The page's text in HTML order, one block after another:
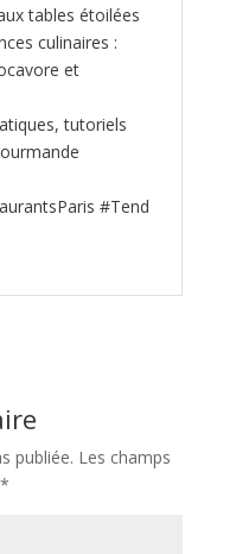
tables étoilées
culinaires :
et
tutoriels
#Tend
publiée. Les champs
*